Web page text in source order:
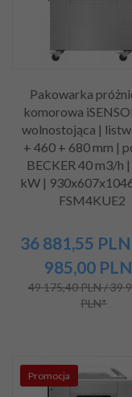
Pakowarka
komorowa
wolnostojąca |
+ 460 + 680 mm |
BECKER 40 m3/h
kW |
FSM4KUE2
36 881,55 PLN
985,00
49 175,40 PLN / 39
PLN*
Promocja